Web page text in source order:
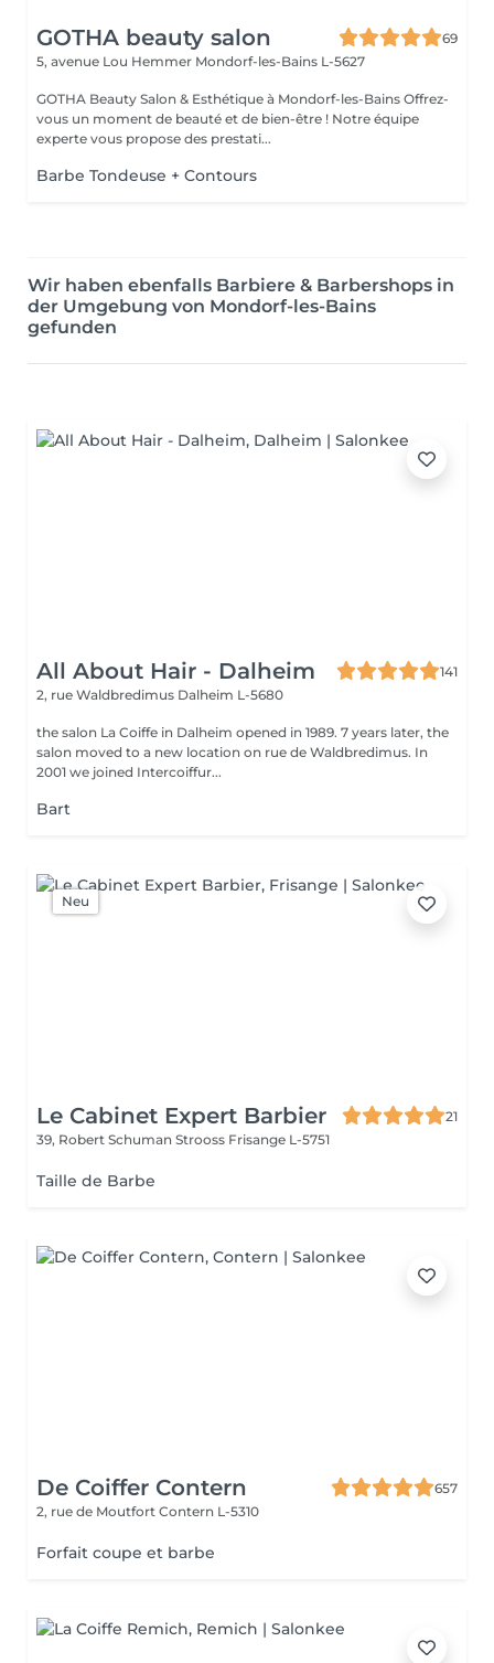
GOTHA beauty salon
69
5, avenue Lou Hemmer Mondorf-les-Bains L-5627
GOTHA Beauty Salon & Esthétique à Mondorf-les-Bains Offrez-
vous un moment de beauté et de bien-être ! Notre équipe
experte vous propose des prestati...
Barbe Tondeuse + Contours
Wir haben ebenfalls Barbiere & Barbershops in
der Umgebung von Mondorf-les-Bains
gefunden
All About Hair - Dalheim
141
2, rue Waldbredimus Dalheim L-5680
the salon La Coiffe in Dalheim opened in 1989. 7 years later, the
salon moved to a new location on rue de Waldbredimus. In
2001 we joined Intercoiffur...
Bart
Neu
Le Cabinet Expert Barbier
21
39, Robert Schuman Strooss Frisange L-5751
Taille de Barbe
De Coiffer Contern
657
2, rue de Moutfort Contern L-5310
Forfait coupe et barbe